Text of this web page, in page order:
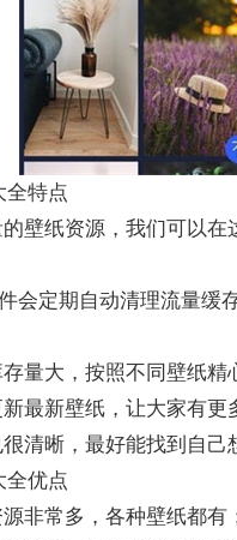
全特点
壁纸资源，我们可以在
会定期自动清理流量缓
量大，按照不同壁纸精
最新壁纸，让大家有更
清晰，最好能找到自己
全优点
非常多，各种壁纸都有